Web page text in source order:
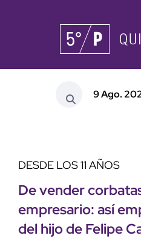
9 Ago.
DESDE LOS 11 AÑOS
De vender
empresario: así
del hijo de Felipe